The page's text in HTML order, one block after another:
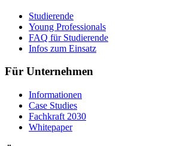
Studierende
Young Professionals
FAQ für Studierende
Infos zum Einsatz
Für Unternehmen
Informationen
Case Studies
Fachkraft 2030
Whitepaper